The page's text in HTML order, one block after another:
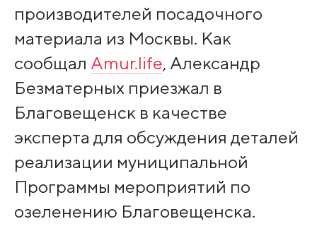
производителей посадочного
материала из Москвы. Как
сообщал Amur.life, Александр
Безматерных приезжал в
Благовещенск в качестве
эксперта для обсуждения деталей
реализации муниципальной
Программы мероприятий по
озеленению Благовещенска.